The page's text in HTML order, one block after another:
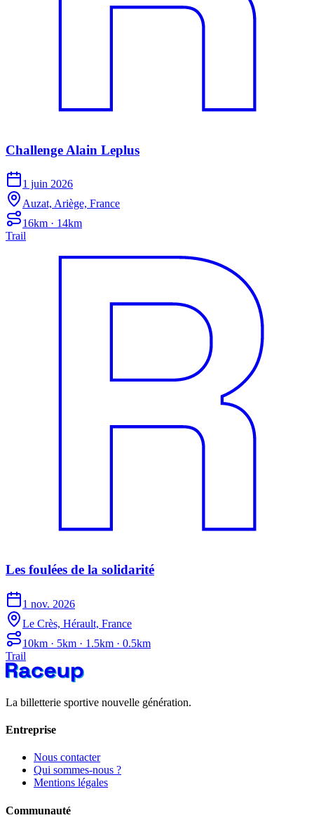
Challenge Alain Leplus
1 juin 2026
Auzat, Ariège, France
16km · 14km
Trail
Les foulées de la solidarité
1 nov. 2026
Le Crès, Hérault, France
10km · 5km · 1.5km · 0.5km
Trail
La billetterie sportive nouvelle génération.
Entreprise
Nous contacter
Qui sommes-nous ?
Mentions légales
Communauté